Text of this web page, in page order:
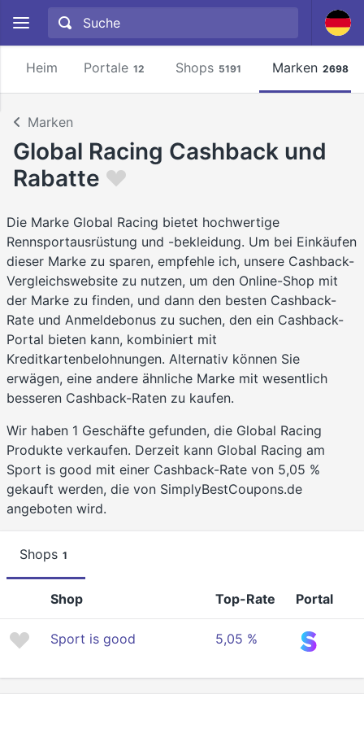
Heim Portale 12 Shops 5191 Marken 2698
Marken
Global Racing Cashback und
Rabatte
Die Marke Global Racing bietet hochwertige
Rennsportausrüstung und -bekleidung. Um bei Einkäufen
dieser Marke zu sparen, empfehle ich, unsere Cashback-
Vergleichswebsite zu nutzen, um den Online-Shop mit
der Marke zu finden, und dann den besten Cashback-
Rate und Anmeldebonus zu suchen, den ein Cashback-
Portal bieten kann, kombiniert mit
Kreditkartenbelohnungen. Alternativ können Sie
erwägen, eine andere ähnliche Marke mit wesentlich
besseren Cashback-Raten zu kaufen.
Wir haben 1 Geschäfte gefunden, die Global Racing
Produkte verkaufen. Derzeit kann Global Racing am
Sport is good mit einer Cashback-Rate von 5,05 %
gekauft werden, die von SimplyBestCoupons.de
angeboten wird.
Shops 1
Shop Top-Rate Portal
Sport is good 5,05 %